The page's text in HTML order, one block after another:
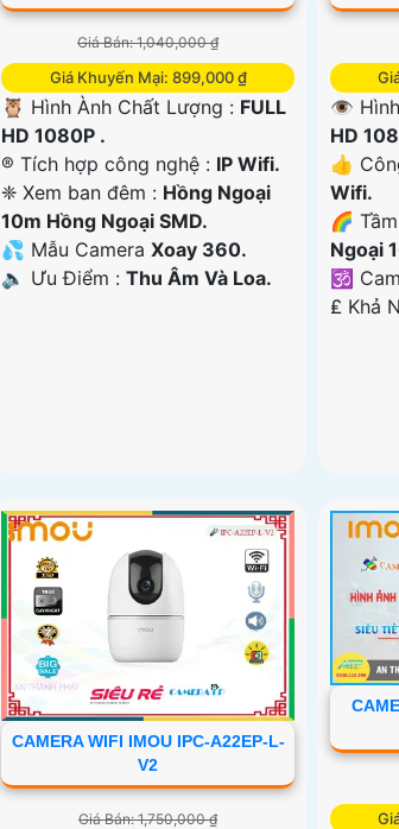
Giá Bán: 1,040,000 ₫
Giá Khuyến Mại: 899,000 ₫
🦉 Hình Ành Chất Lượng : FULL
HD 1080P .
®️ Tích hợp công nghệ : IP Wifi.
❈ Xem ban đêm : Hồng Ngoại
10m Hồng Ngoại SMD.
💦 Mẫu CameraXoay 360.
️🔈 Ưu Điểm :Thu Âm Và Loa.
👁 Hình
HD
👍
Wifi.
🌈
Ngoại
🕉️
️₤ Khả
CAMERA WIFI IMOU IPC-A22EP-L-
V2
Giá Bán: 1,750,000 ₫